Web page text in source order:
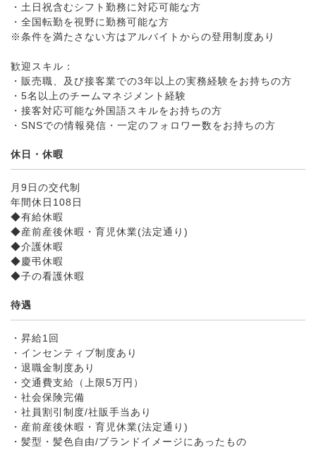
・土日祝含むシフト勤務に対応可能な方
・全国転勤を視野に勤務可能な方
※条件を満たさない方はアルバイトからの登用制度あり
歓迎スキル：
・販売職、及び接客業での3年以上の実務経験をお持ちの方
・5名以上のチームマネジメント経験
・接客対応可能な外国語スキルをお持ちの方
・SNSでの情報発信・一定のフォロワー数をお持ちの方
休日・休暇
月9日の交代制
年間休日108日
◆有給休暇
◆産前産後休暇・育児休業(法定通り)
◆介護休暇
◆慶弔休暇
◆子の看護休暇
待遇
・昇給1回
・インセンティブ制度あり
・退職金制度あり
・交通費支給（上限5万円）
・社会保険完備
・社員割引制度/社販手当あり
・産前産後休暇・育児休業(法定通り)
・髪型・髪色自由/ブランドイメージにあったもの